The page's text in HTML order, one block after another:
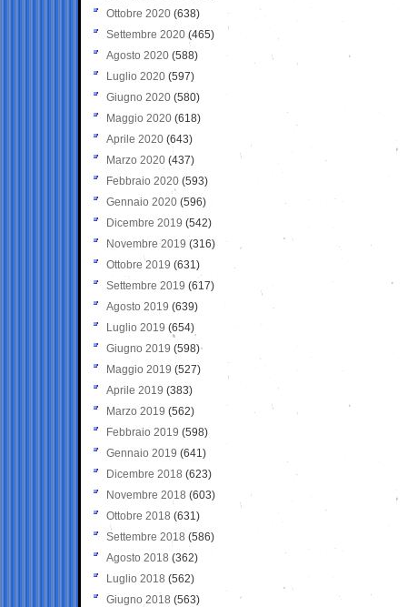
Ottobre 2020 (638)
Settembre 2020(465)
Agosto 2020 (588)
Luglio 2020 (597)
Giugno 2020 (580)
Maggio 2020 (618)
Aprile 2020 (643)
Marzo 2020 (437)
Febbraio 2020 (593)
Gennaio 2020 (596)
Dicembre 2019 (542)
Novembre 2019 (316)
Ottobre 2019 (631)
Settembre 2019 (617)
Agosto 2019 (639)
Luglio 2019 (654)
Giugno 2019 (598)
Maggio 2019 (527)
Aprile 2019 (383)
Marzo 2019 (562)
Febbraio 2019 (598)
Gennaio 2019 (641)
Dicembre 2018 (623)
Novembre 2018 (603)
Ottobre 2018 (631)
Settembre 2018 (586)
Agosto 2018 (362)
Luglio 2018 (562)
Giugno 2018 (563)